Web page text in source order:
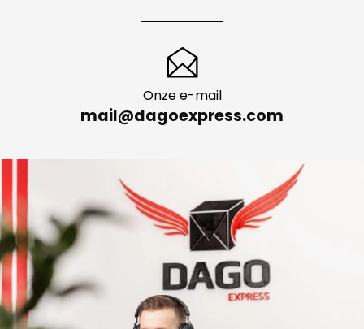
Onze e-mail
mail@dagoexpress.com